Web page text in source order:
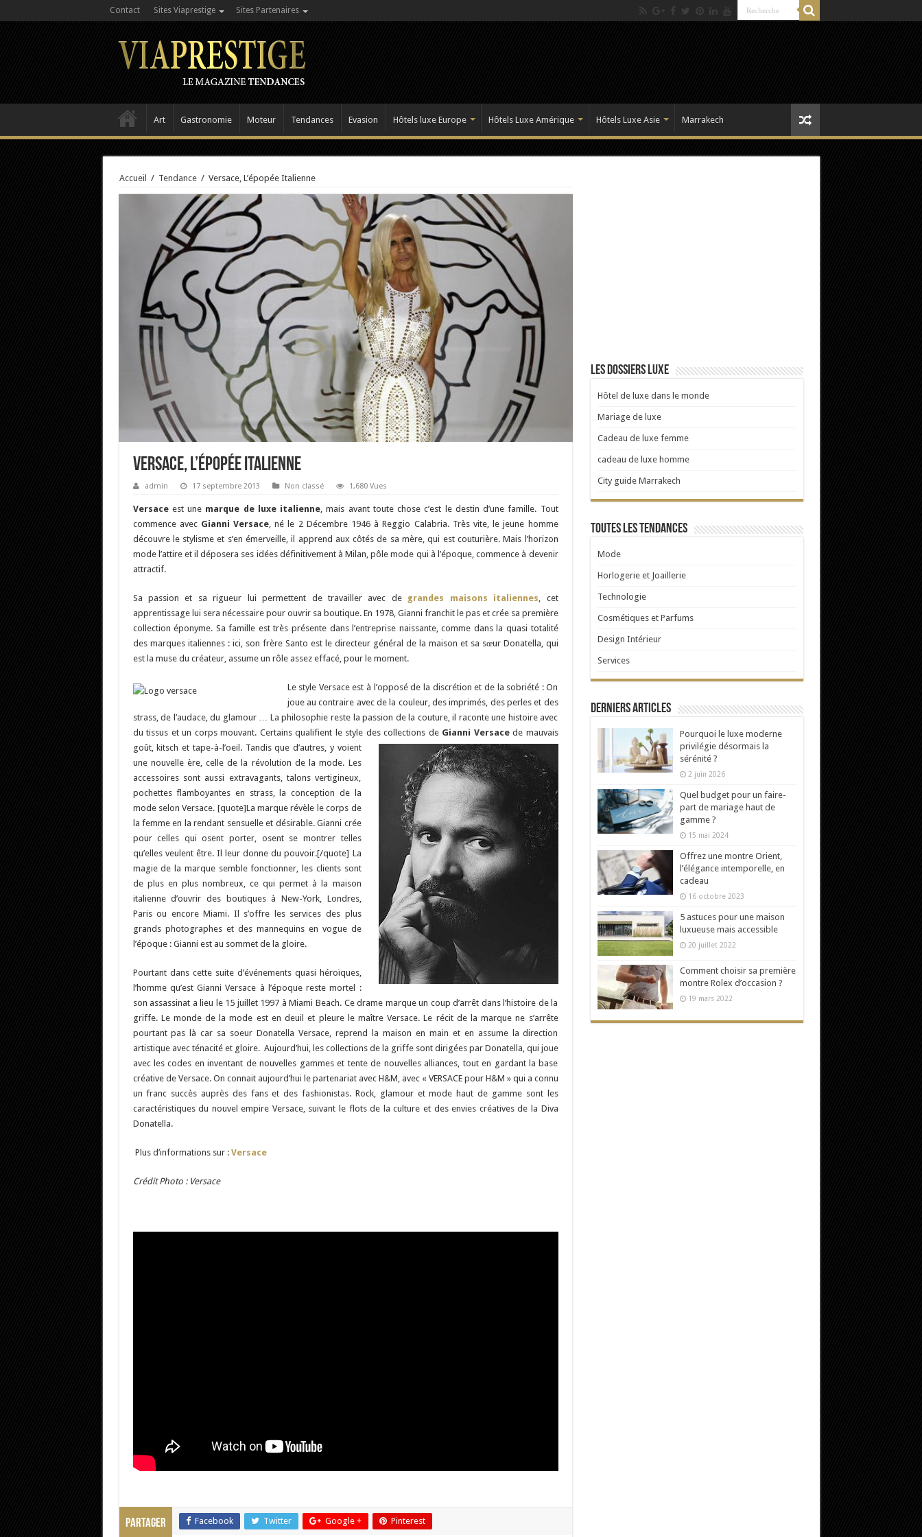
Contact Sites Viaprestige Sites Partenaires
Art Gastronomie Moteur Tendances Evasion Hôtels luxe Europe Hôtels Luxe Amérique Hôtels Luxe Asie Marrakech
Accueil / Tendance / Versace, L’épopée Italienne
Versace, L’épopée Italienne
admin 17 septembre 2013 Non classé 1,680 Vues
Versaceest une marque de luxe italienne, mais avant toute chose c’est le destin d’une famille. Tout
commence avecGianni Versace, né le 2 Décembre 1946 à Reggio Calabria. Très vite, le jeune homme
découvre le stylisme et s’en émerveille, il apprend aux côtés de sa mère, qui est couturière. Mais l’horizon
mode l’attire et il déposera ses idées définitivement à Milan, pôle mode qui à l’époque, commence à devenir
attractif.
Sa passion et sa rigueur lui permettent de travailler avec degrandes maisons italiennes, cet
apprentissage lui sera nécessaire pour ouvrir sa boutique. En 1978, Gianni franchit le pas et crée sa première
collection éponyme. Sa famille est très présente dans l’entreprise naissante, comme dans la quasi totalité
des marques italiennes : ici, son frère Santo est le directeur général de la maison et sa sœur Donatella, qui
est la muse du créateur, assume un rôle assez effacé, pour le moment.
Le style Versace est à l’opposé de la discrétion et de la sobriété : On
joue au contraire avec de la couleur, des imprimés, des perles et des
strass, de l’audace, du glamour … La philosophie reste la passion de la couture, il raconte une histoire avec
du tissus et un corps mouvant. Certains qualifient le style des collections de Gianni Versacede mauvais
goût, kitsch et tape-à-l’oeil.Tandis que d’autres, y voient
une nouvelle ère, celle de la révolution de la mode. Les
accessoires sont aussi extravagants, talons vertigineux,
pochettes flamboyantes en strass, la conception de la
mode selon Versace. [quote]La marque révèle le corps de
la femme en la rendant sensuelle et désirable. Gianni crée
pour celles qui osent porter, osent se montrer telles
qu’elles veulent être. Il leur donne du pouvoir.[/quote] La
magie de la marque semble fonctionner, les clients sont
de plus en plus nombreux, ce qui permet à la maison
italienne d’ouvrir des boutiques à New-York, Londres,
Paris ou encore Miami. Il s’offre les services des plus
grands photographes et des mannequins en vogue de
l’époque : Gianni est au sommet de la gloire.
Pourtant dans cette suite d’événements quasi héroïques,
l’homme qu’est Gianni Versace à l’époque reste mortel :
son assassinat a lieu le 15 juillet 1997 à Miami Beach. Ce drame marque un coup d’arrêt dans l’histoire de la
griffe. Le monde de la mode est en deuil et pleure le maître Versace. Le récit de la marque ne s’arrête
pourtant pas là car sa soeur Donatella Versace, reprend la maison en main et en assume la direction
artistique avec ténacité et gloire. Aujourd’hui, les collections de la griffe sont dirigées par Donatella, qui joue
avec les codes en inventant de nouvelles gammes et tente de nouvelles alliances, tout en gardant la base
créative de Versace. On connait aujourd’hui le partenariat avec H&M, avec « VERSACE pour H&M » qui a connu
un franc succès auprès des fans et des fashionistas. Rock, glamour et mode haut de gamme sont les
caractéristiques du nouvel empire Versace, suivant le flots de la culture et des envies créatives de la Diva
Donatella.
Plus d’informations sur : Versace
Crédit Photo : Versace
Partager Facebook Twitter Google + Pinterest
Les dossiers luxe
Hôtel de luxe dans le monde
Mariage de luxe
Cadeau de luxe femme
cadeau de luxe homme
City guide Marrakech
Toutes les tendances
Mode
Horlogerie et Joaillerie
Technologie
Cosmétiques et Parfums
Design Intérieur
Services
Derniers articles
Pourquoi le luxe moderne
privilégie désormais la
sérénité ?
2 juin 2026
Quel budget pour un faire-
part de mariage haut de
gamme ?
15 mai 2024
Offrez une montre Orient,
l’élégance intemporelle, en
cadeau
16 octobre 2023
5 astuces pour une maison
luxueuse mais accessible
20 juillet 2022
Comment choisir sa première
montre Rolex d’occasion ?
19 mars 2022